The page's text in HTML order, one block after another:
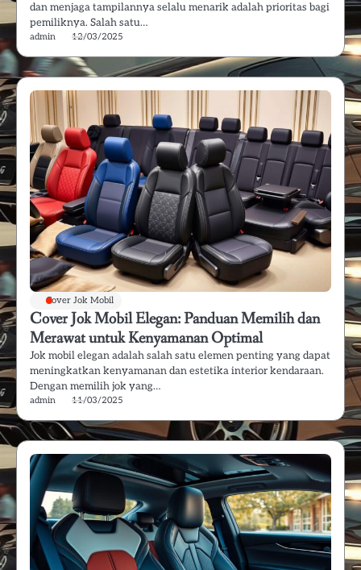
dan menjaga tampilannya selalu menarik adalah prioritas bagi
pemiliknya. Salah satu…
admin 12/03/2025
Cover Jok Mobil
Cover Jok Mobil Elegan: Panduan Memilih dan
Merawat untuk Kenyamanan Optimal
Jok mobil elegan adalah salah satu elemen penting yang dapat
meningkatkan kenyamanan dan estetika interior kendaraan.
Dengan memilih jok yang…
admin 11/03/2025